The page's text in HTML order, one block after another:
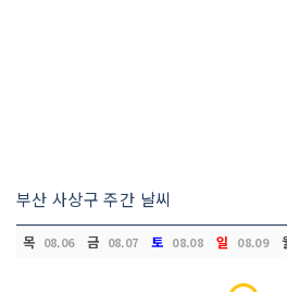
부산 사상구 주간 날씨
목 08.06 금 08.07 토 08.08 일 08.09